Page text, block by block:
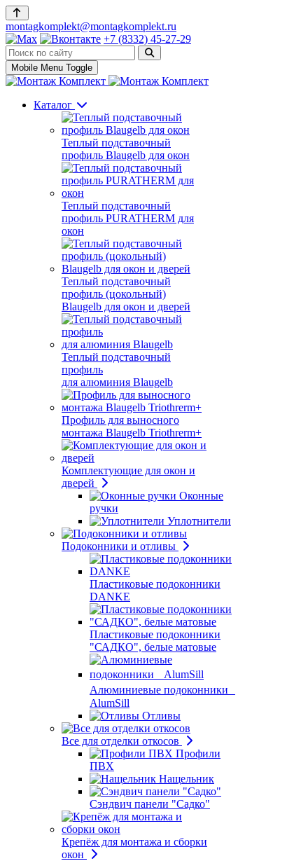
montagkomplekt@montagkomplekt.ru
+7 (8332) 45-27-29
Mobile Menu Toggle
Каталог
Теплый подставочный
профиль Blaugelb для окон
Теплый подставочный
профиль PURATHERM для
окон
Теплый подставочный
профиль (цокольный)
Blaugelb для окон и дверей
Теплый подставочный
профиль
для алюминия Blaugelb
Профиль для выносного
монтажа Blaugelb Triothrerm+
Комплектующие для окон и
дверей
Оконные
ручки
Уплотнители
Подоконники и отливы
Пластиковые подоконники
DANKE
Пластиковые подоконники
"САДКО", белые матовые
Алюминиевые подоконники
AlumSill
Отливы
Все для отделки откосов
Профили
ПВХ
Нащельник
Сэндвич панели "Садко"
Крепёж для монтажа и сборки
окон